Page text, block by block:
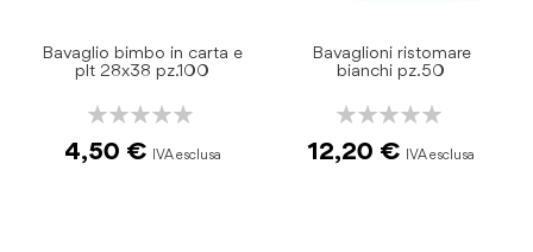
Bavaglio bimbo in carta e
plt 28x38 pz.100
Rating:
4,50 €
Bavaglioni ristomare
bianchi pz.50
Rating:
12,20 €